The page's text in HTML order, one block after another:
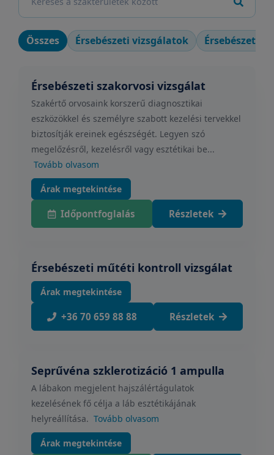
Összes Érsebészeti vizsgálatok Érsebészeti
Érsebészeti szakorvosi vizsgálat
Szakértő orvosaink korszerű diagnosztikai
eszközökkel és személyre szabott kezelési tervekkel
biztosítják ereinek egészségét. Legyen szó
megelőzésről, kezelésről vagy esztétikai be...
Tovább olvasom
Árak megtekintése
Időpontfoglalás Részletek
Érsebészeti műtéti kontroll vizsgálat
Árak megtekintése
+36 70 659 88 88 Részletek
Seprűvéna szklerotizáció 1 ampulla
A lábakon megjelent hajszálértágulatok
kezelésének fő célja a láb esztétikájának
helyreállítása. Tovább olvasom
Árak megtekintése